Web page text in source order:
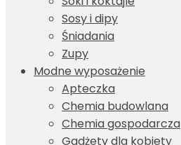
Sosy i dipy
Śniadania
Zupy
Modne wyposażenie
Apteczka
Chemia budowlana
Chemia gospodarcza
Gadżety dla kobiety